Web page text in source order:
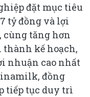
đặt mục tiêu
tỷ đồng và lợi
cùng tăng hơn
thành kế hoạch,
nhuận cao nhất
đồng
tiếp tục duy trì